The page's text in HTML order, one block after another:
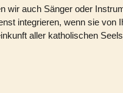
wir auch Sänger oder
integrieren, wenn sie von
aller katholischen